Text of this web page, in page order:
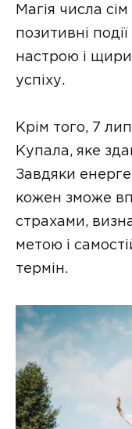
Магія числа
позитивні
настрою і
успіху.
Крім того, 7
Купала, яке
Завдяки
кожен зможе
страхами,
метою і
термін.